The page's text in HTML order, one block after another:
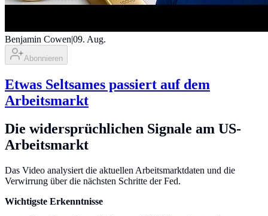
Benjamin Cowen|09. Aug.
Abonnieren
Etwas Seltsames passiert auf dem
Arbeitsmarkt
Die widersprüchlichen Signale am US-
Arbeitsmarkt
Das Video analysiert die aktuellen Arbeitsmarktdaten und die
Verwirrung über die nächsten Schritte der Fed.
Wichtigste Erkenntnisse